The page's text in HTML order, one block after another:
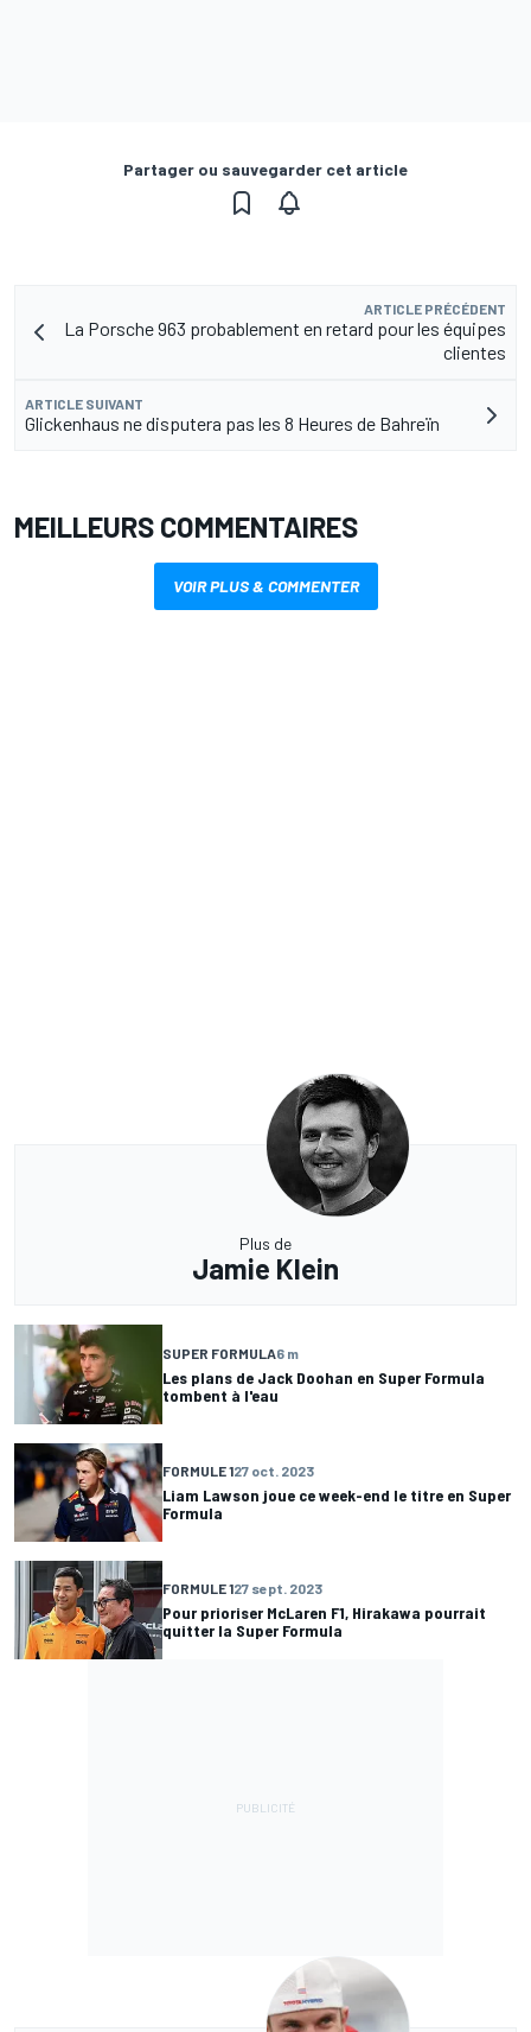
Partager ou sauvegarder cet article
ARTICLE PRÉCÉDENT
La Porsche 963 probablement en retard pour les équipes
clientes
ARTICLE SUIVANT
Glickenhaus ne disputera pas les 8 Heures de Bahreïn
MEILLEURS COMMENTAIRES
VOIR PLUS & COMMENTER
Plus de
Jamie Klein
SUPER FORMULA6 m
Les plans de Jack Doohan en Super Formula
tombent à l'eau
FORMULE 127 oct. 2023
Liam Lawson joue ce week-end le titre en Super
Formula
FORMULE 127 sept. 2023
Pour prioriser McLaren F1, Hirakawa pourrait
quitter la Super Formula